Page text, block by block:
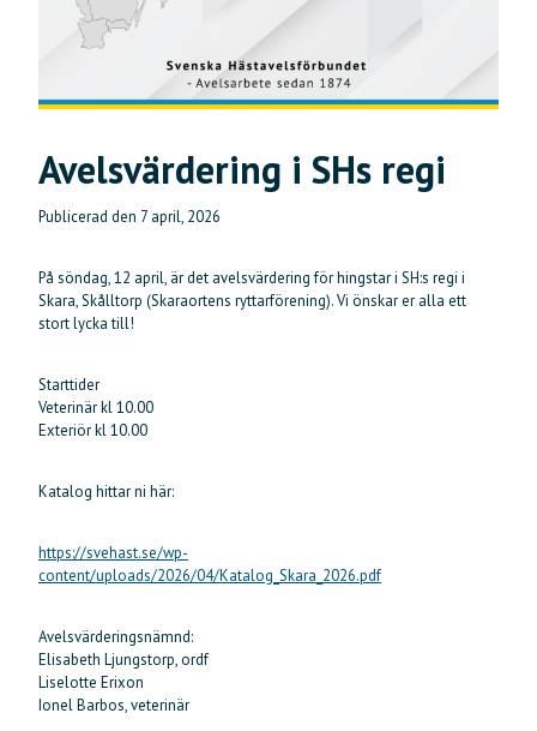
Avelsvärdering i SHs regi
Publicerad den 7 april, 2026
På söndag, 12 april, är det avelsvärdering för hingstar i SH:s regi i
Skara, Skålltorp (Skaraortens ryttarförening). Vi önskar er alla ett
stort lycka till!
Starttider
Veterinär kl 10.00
Exteriör kl 10.00
Katalog hittar ni här:
https://svehast.se/wp-
content/uploads/2026/04/Katalog_Skara_2026.pdf
Avelsvärderingsnämnd:
Elisabeth Ljungstorp, ordf
Liselotte Erixon
Ionel Barbos, veterinär